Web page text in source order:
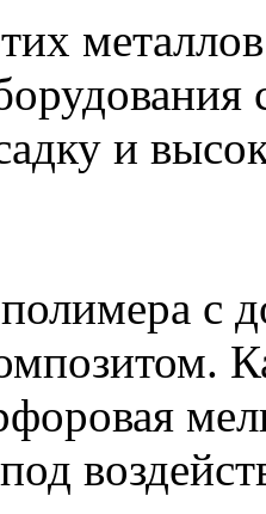
и
с
под